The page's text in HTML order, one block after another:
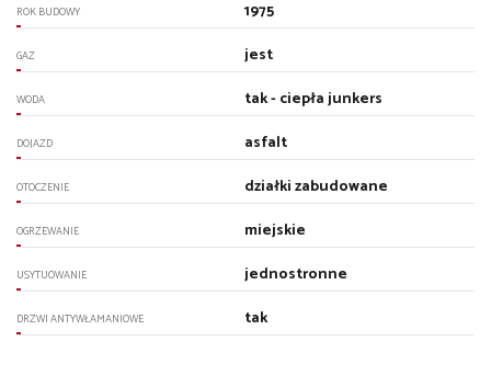
ROK BUDOWY 1975
GAZ jest
WODA tak - ciepła junkers
DOJAZD asfalt
OTOCZENIE działki zabudowane
OGRZEWANIE miejskie
USYTUOWANIE jednostronne
DRZWI ANTYWŁAMANIOWE tak